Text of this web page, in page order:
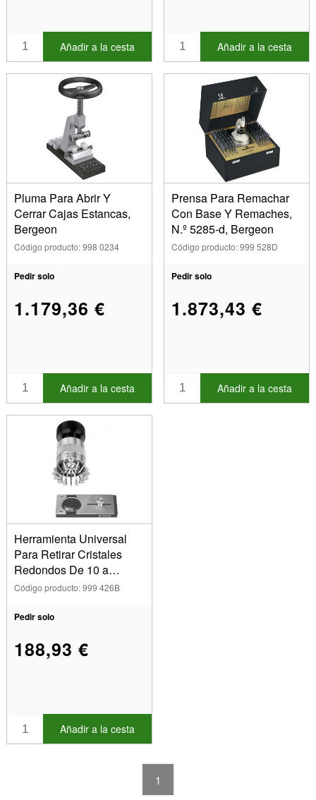
Añadir a la cesta Añadir a la cesta
Pluma Para Abrir Y
Cerrar Cajas Estancas,
Bergeon
Código producto: 998 0234
Pedir solo
1.179,36 €
Añadir a la cesta
Prensa Para Remachar
Con Base Y Remaches,
N.º 5285-d, Bergeon
Código producto: 999 528D
Pedir solo
1.873,43 €
Añadir a la cesta
Herramienta Universal
Para Retirar Cristales
Redondos De 10 a
45 mm, N.º 4266,
Código producto: 999 426B
Pedir solo
188,93 €
Añadir a la cesta
1